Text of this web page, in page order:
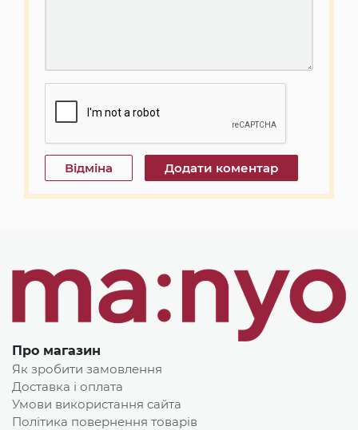
Про магазин
Як зробити замовлення
Доставка і оплата
Умови використання сайта
Політика повернення товарів